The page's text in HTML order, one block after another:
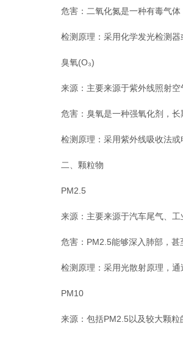
危害：二氧化氮是一种有毒气体
检测原理：采用化学发光检测器
臭氧(O₃)
来源：主要来源于紫外线照射空
危害：臭氧是一种强氧化剂，长
检测原理：采用紫外线吸收法或
二、颗粒物
PM2.5
来源：主要来源于汽车尾气、工
危害：PM2.5能够深入肺部，甚
检测原理：采用光散射原理，通
PM10
来源：包括PM2.5以及较大颗粒